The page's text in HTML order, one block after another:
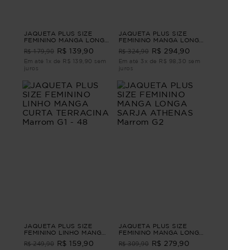
JAQUETA PLUS SIZE
FEMININO MANGA LONGA
LINHO INTUIÇÃO Verde
G1
R$ 179,90 R$ 139,90
Em até 1x de R$ 139,90 sem
juros
JAQUETA PLUS SIZE
FEMININO MANGA LONGA
JEANS CLAIRE Azul G
R$ 324,90 R$ 294,90
Em até 3x de R$ 98,30 sem
juros
JAQUETA PLUS SIZE
FEMININO LINHO MANGA
CURTA TERRACINA
Marrom G1 - 48
R$ 249,90 R$ 159,90
JAQUETA PLUS SIZE
FEMININO MANGA LONGA
SARJA ATHENAS Marrom
G2
R$ 309,90 R$ 279,90